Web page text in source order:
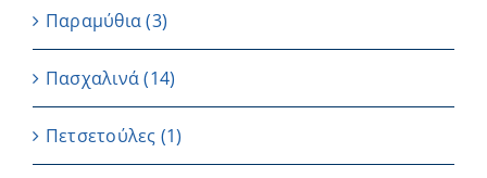
Παραμύθια (3)
Πασχαλινά (14)
Πετσετούλες (1)